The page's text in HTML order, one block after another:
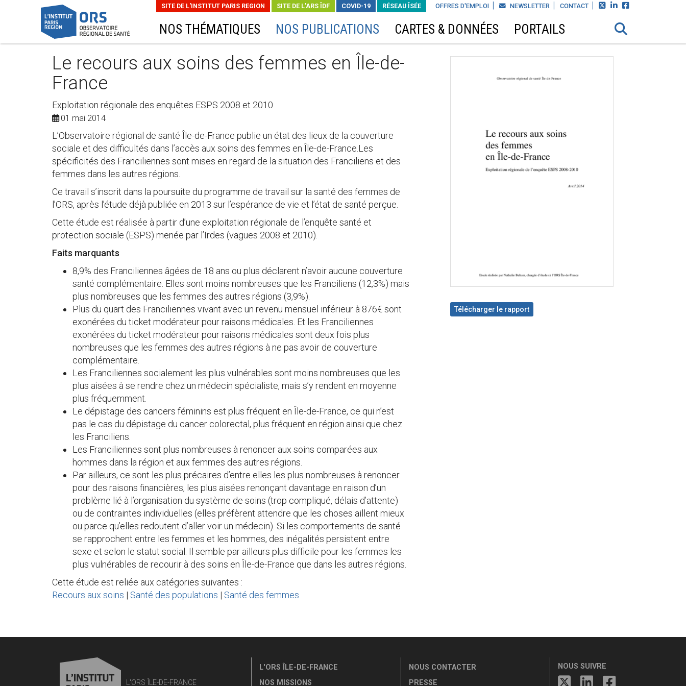
OFFRES D'EMPLOI NEWSLETTER CONTACT   
SITE DE L'INSTITUT PARIS REGION SITE DE L'ARS ÎDF COVID-19 RÉSEAU ÎSÉE
NOS THÉMATIQUES NOS PUBLICATIONS CARTES & DONNÉES PORTAILS
Le recours aux soins des femmes en Île-de-
France
Exploitation régionale des enquêtes ESPS 2008 et 2010
01 mai 2014
L’Observatoire régional de santé Île-de-France publie un état des lieux de la couverture
sociale et des difficultés dans l’accès aux soins des femmes en Île-de-France.Les
spécificités des Franciliennes sont mises en regard de la situation des Franciliens et des
femmes dans les autres régions.
Ce travail s’inscrit dans la poursuite du programme de travail sur la santé des femmes de
l’ORS, après l’étude déjà publiée en 2013 sur l’espérance de vie et l’état de santé perçue.
Cette étude est réalisée à partir d’une exploitation régionale de l’enquête santé et
protection sociale (ESPS) menée par l’Irdes (vagues 2008 et 2010).
Faits marquants
8,9% des Franciliennes âgées de 18 ans ou plus déclarent n’avoir aucune couverture
santé complémentaire. Elles sont moins nombreuses que les Franciliens (12,3%) mais
plus nombreuses que les femmes des autres régions (3,9%).
Plus du quart des Franciliennes vivant avec un revenu mensuel inférieur à 876€ sont
exonérées du ticket modérateur pour raisons médicales. Et les Franciliennes
exonérées du ticket modérateur pour raisons médicales sont deux fois plus
nombreuses que les femmes des autres régions à ne pas avoir de couverture
complémentaire.
Les Franciliennes socialement les plus vulnérables sont moins nombreuses que les
plus aisées à se rendre chez un médecin spécialiste, mais s’y rendent en moyenne
plus fréquemment.
Le dépistage des cancers féminins est plus fréquent en Île-de-France, ce qui n’est
pas le cas du dépistage du cancer colorectal, plus fréquent en région ainsi que chez
les Franciliens.
Les Franciliennes sont plus nombreuses à renoncer aux soins comparées aux
hommes dans la région et aux femmes des autres régions.
Par ailleurs, ce sont les plus précaires d’entre elles les plus nombreuses à renoncer
pour des raisons financières, les plus aisées renonçant davantage en raison d’un
problème lié à l’organisation du système de soins (trop compliqué, délais d’attente)
ou de contraintes individuelles (elles préfèrent attendre que les choses aillent mieux
ou parce qu’elles redoutent d’aller voir un médecin). Si les comportements de santé
se rapprochent entre les femmes et les hommes, des inégalités persistent entre
sexe et selon le statut social. Il semble par ailleurs plus difficile pour les femmes les
plus vulnérables de recourir à des soins en Île-de-France que dans les autres régions.
Cette étude est reliée aux catégories suivantes :
Recours aux soins | Santé des populations | Santé des femmes
Télécharger le rapport
L'ORS ÎLE-DE-FRANCE
L'ORS ÎLE-DE-FRANCE
NOS MISSIONS
NOUS CONTACTER
PRESSE
NOUS SUIVRE